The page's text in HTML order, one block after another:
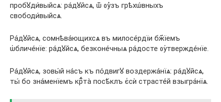
пробꙋди́выйсѧ: ра́дꙋйсѧ, ѿ ᲂу҆́зъ грѣхѡ́вныхъ
свободи́выйсѧ.
Ра́дꙋйсѧ, сомнѣва́ющихсѧ въ милосе́рдїи бж҃їемъ
ѡ҆бличе́нїе: ра́дꙋйсѧ, безконе́чныѧ ра́досте ᲂу҆твержде́нїе.
Ра́дꙋйсѧ, зовы́й на́съ къ по́двигꙋ воздержа́нїѧ: ра́дꙋйсѧ,
ты́ бо зна́менїемъ крⷭ҇та̀ посѣ́клъ є҆сѝ страсте́й взыгра́нїѧ.